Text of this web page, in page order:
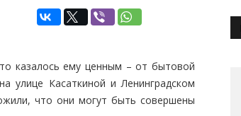
казалось ему ценным – от бытовой
улице Касаткиной и Ленинградском
что они могут быть совершены